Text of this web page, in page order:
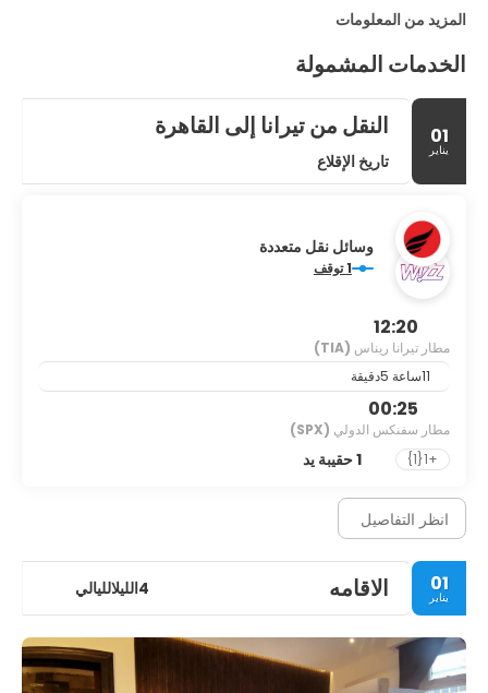
المزيد من المعلومات
الخدمات المشمولة
01
يناير
النقل من تيرانا إلى القاهرة
تاريخ الإقلاع
وسائل نقل متعددة
1 توقف
12:20
مطار تيرانا ريناس (TIA)
00:25
مطار سفنكس الدولي (SPX)
+1{1}
1 حقيبة يد
انظر التفاصيل
01
يناير الاقامه 4الليلالليالي